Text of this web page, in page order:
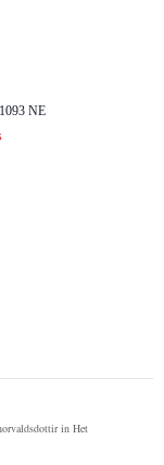
1093 NE
in Het